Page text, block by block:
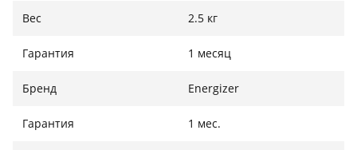
Вес 2.5 кг
Гарантия 1 месяц
Бренд Energizer
Гарантия 1 мес.